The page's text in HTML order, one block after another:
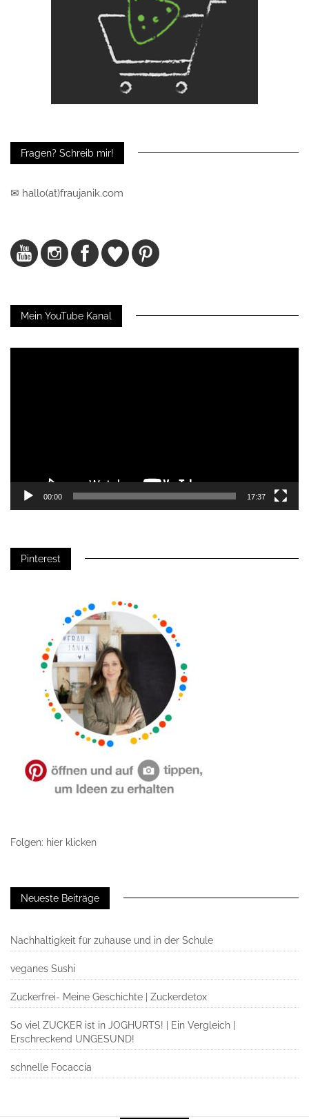
Fragen? Schreib mir!
✉ hallo(at)fraujanik.com
Mein YouTube Kanal
00:00 17:37
Pinterest
Folgen: hier klicken
Neueste Beiträge
Nachhaltigkeit für zuhause und in der Schule
veganes Sushi
Zuckerfrei- Meine Geschichte | Zuckerdetox
So viel ZUCKER ist in JOGHURTS! | Ein Vergleich |
Erschreckend UNGESUND!
schnelle Focaccia